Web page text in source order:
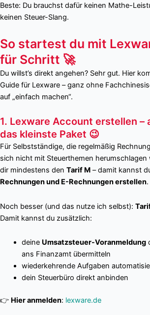
Beste: Du brauchst dafür keinen Mathe-
keinen Steuer-Slang.
So startest du mit
für Schritt 🚀
Du willst’s direkt angehen? Sehr gut. Hier
Guide für Lexware – ganz ohne
auf „einfach machen“.
1. Lexware Account erstellen
das kleinste Paket 😉
Für Selbstständige, die regelmäßig
sich nicht mit Steuerthemen herumschlagen
dir mindestens den Tarif M – damit kannst
Rechnungen und E-Rechnungen erstellen.
Noch besser (und das nutze ich selbst):
Damit kannst du zusätzlich:
deine Umsatzsteuer-Voranmeldung
ans Finanzamt übermitteln
wiederkehrende Aufgaben
dein Steuerbüro direkt anbinden
👉 Hier anmelden: lexware.de